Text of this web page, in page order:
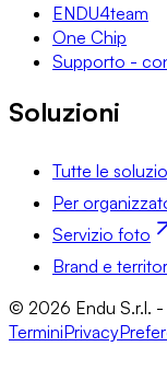
ENDU4team
One Chip
Supporto -
Soluzioni
Tutte le
Per
Servizio foto
Brand e
© 2026 Endu S.r.l.
TerminiPrivacy